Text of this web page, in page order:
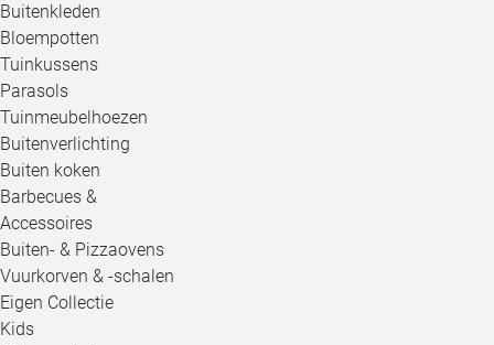
Buitenkleden
Bloempotten
Tuinkussens
Parasols
Tuinmeubelhoezen
Buitenverlichting
Buiten koken
Barbecues &
Accessoires
Buiten- & Pizzaovens
Vuurkorven & -schalen
Eigen Collectie
Kids